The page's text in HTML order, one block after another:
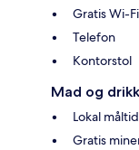
Gratis Wi-
Telefon
Kontorstol
Mad og
Lokal
Gratis